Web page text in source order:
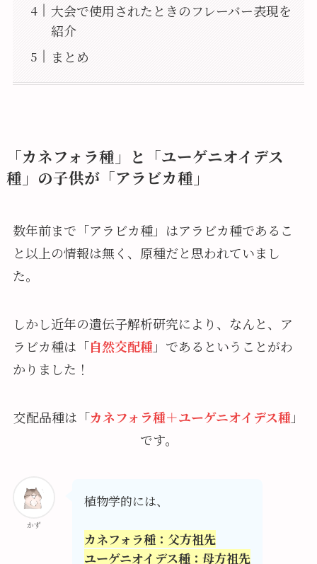
大会で使用されたときのフレーバー表現を
紹介
まとめ
「カネフォラ種」と「ユーゲニオイデス
種」の子供が「アラビカ種」
数年前まで「アラビカ種」はアラビカ種であるこ
と以上の情報は無く、原種だと思われていまし
た。
しかし近年の遺伝子解析研究により、なんと、ア
ラビカ種は「自然交配種」であるということがわ
かりました！
交配品種は「カネフォラ種＋ユーゲニオイデス種」
です。
かず
植物学的には、
カネフォラ種：父方祖先
ユーゲニオイデス種：母方祖先